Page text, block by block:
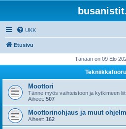
UKK
Etusivu
Tänään on 09 Elo
Moottori
Tänne myös vaihteistoon ja kytkimeen
Aiheet: 507
Moottorinohjaus ja muut
Aiheet: 162